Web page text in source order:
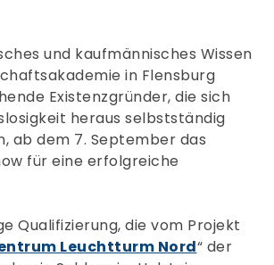
und kaufmännisches Wissen
in Flensburg
Existenzgründer, die sich
heraus selbstständig
ab dem 7. September das
für eine erfolgreiche
Qualifizierung, die vom Projekt
Leuchtturm Nord“ der